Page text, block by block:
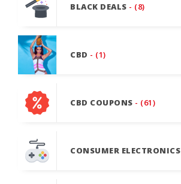
BLACK DEALS - (8)
CBD - (1)
CBD COUPONS - (61)
CONSUMER ELECTRONICS